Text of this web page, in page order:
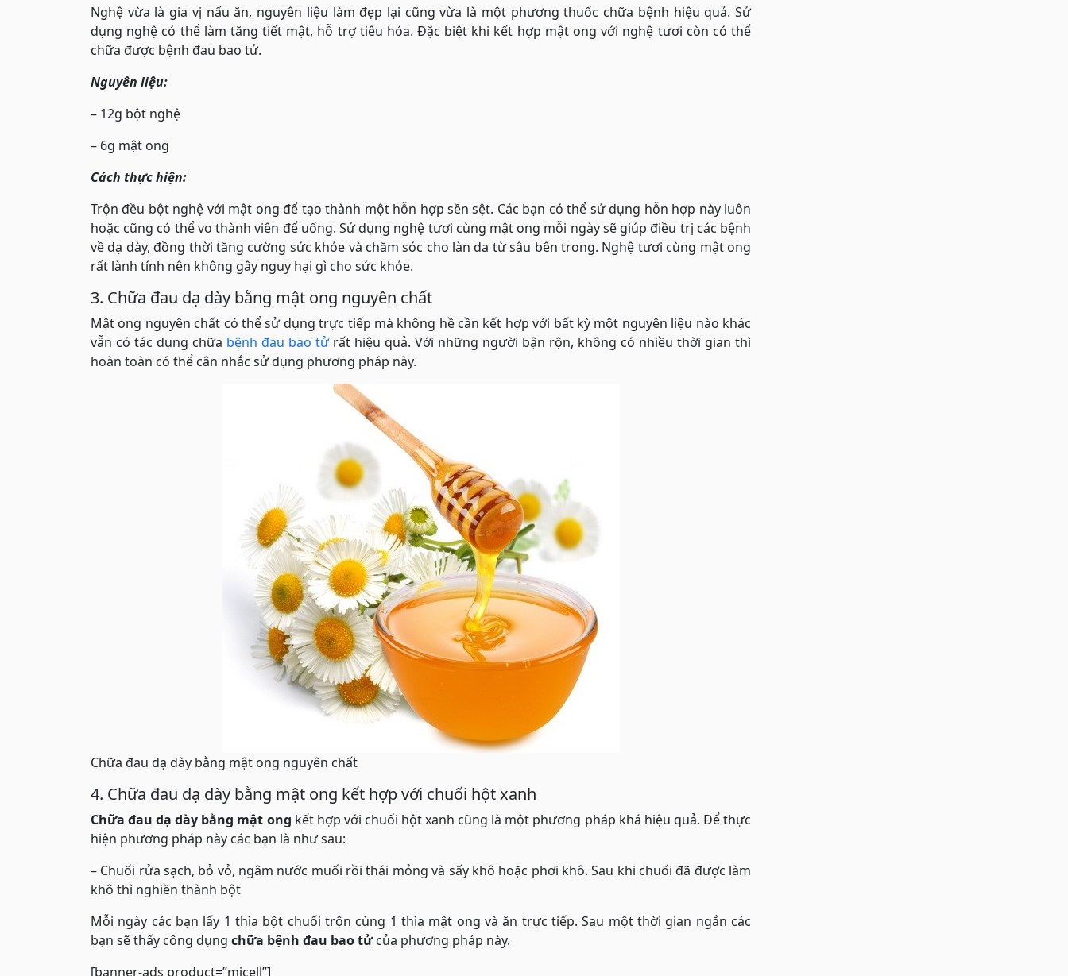
Nghệ vừa là gia vị nấu ăn, nguyên liệu làm đẹp lại cũng vừa là một phương thuốc chữa bệnh hiệu quả. Sử
dụng nghệ có thể làm tăng tiết mật, hỗ trợ tiêu hóa. Đặc biệt khi kết hợp mật ong với nghệ tươi còn có thể
chữa được bệnh đau bao tử.
Nguyên liệu:
– 12g bột nghệ
– 6g mật ong
Cách thực hiện:
Trộn đều bột nghệ với mật ong để tạo thành một hỗn hợp sền sệt. Các bạn có thể sử dụng hỗn hợp này luôn
hoặc cũng có thể vo thành viên để uống. Sử dụng nghệ tươi cùng mật ong mỗi ngày sẽ giúp điều trị các bệnh
về dạ dày, đồng thời tăng cường sức khỏe và chăm sóc cho làn da từ sâu bên trong. Nghệ tươi cùng mật ong
rất lành tính nên không gây nguy hại gì cho sức khỏe.
3. Chữa đau dạ dày bằng mật ong nguyên chất
Mật ong nguyên chất có thể sử dụng trực tiếp mà không hề cần kết hợp với bất kỳ một nguyên liệu nào khác
vẫn có tác dụng chữa bệnh đau bao tửrất hiệu quả. Với những người bận rộn, không có nhiều thời gian thì
hoàn toàn có thể cân nhắc sử dụng phương pháp này.
Chữa đau dạ dày bằng mật ong nguyên chất
4. Chữa đau dạ dày bằng mật ong kết hợp với chuối hột xanh
Chữa đau dạ dày bằng mật ong kết hợp với chuối hột xanh cũng là một phương pháp khá hiệu quả. Để thực
hiện phương pháp này các bạn là như sau:
– Chuối rửa sạch, bỏ vỏ, ngâm nước muối rồi thái mỏng và sấy khô hoặc phơi khô. Sau khi chuối đã được làm
khô thì nghiền thành bột
Mỗi ngày các bạn lấy 1 thìa bột chuối trộn cùng 1 thìa mật ong và ăn trực tiếp. Sau một thời gian ngắn các
bạn sẽ thấy công dụng chữa bệnh đau bao tửcủa phương pháp này.
[banner-ads product=”micell”]